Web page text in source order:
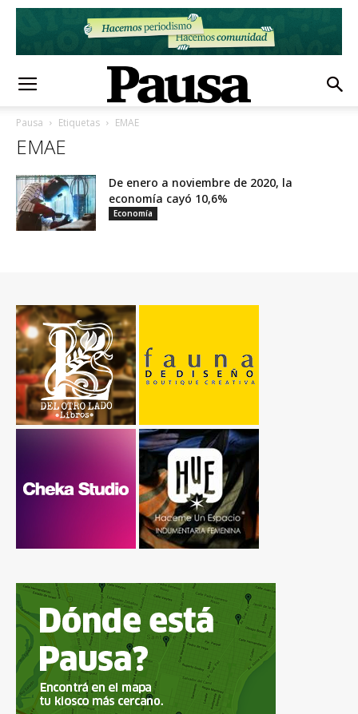
Pausa Etiquetas EMAE
EMAE
De enero a noviembre de 2020, la
economía cayó 10,6%
Economía